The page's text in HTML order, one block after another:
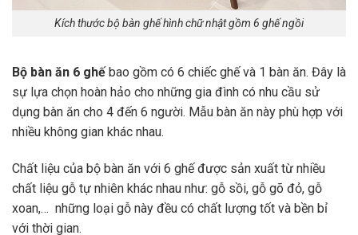
Kích thước bộ bàn ghế hình chữ nhật gồm 6 ghế ngồi
Bộ bàn ăn 6 ghếbao gồm có 6 chiếc ghế và 1 bàn ăn. Đây là
sự lựa chọn hoàn hảo cho những gia đình có nhu cầu sử
dụng bàn ăn cho 4 đến 6 người. Mẫu bàn ăn này phù hợp với
nhiều không gian khác nhau.
Chất liệu của bộ bàn ăn với 6 ghế được sản xuất từ nhiều
chất liệu gỗ tự nhiên khác nhau như: gỗ sồi, gỗ gõ đỏ, gỗ
xoan,… những loại gỗ này đều có chất lượng tốt và bền bỉ
với thời gian.